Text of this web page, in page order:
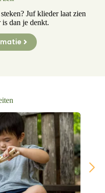
Juf klieder laat zien
dan je denkt.